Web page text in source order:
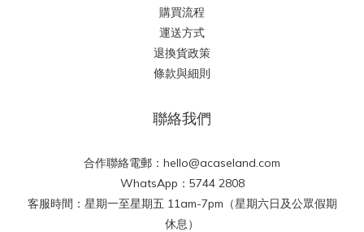
購買流程
運送方式
退換貨政策
條款與細則
聯絡我們
合作聯絡電郵：hello@acaseland.com
WhatsApp：5744 2808
客服時間：星期一至星期五 11am-7pm（星期六日及公眾假期
休息）